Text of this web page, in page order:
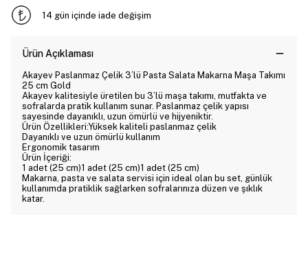
14 gün içinde iade değişim
Ürün Açıklaması
Akayev Paslanmaz Çelik 3’lü Pasta Salata Makarna Maşa Takımı
25 cm Gold
Akayev kalitesiyle üretilen bu 3’lü maşa takımı, mutfakta ve
sofralarda pratik kullanım sunar. Paslanmaz çelik yapısı
sayesinde dayanıklı, uzun ömürlü ve hijyeniktir.
Ürün Özellikleri:Yüksek kaliteli paslanmaz çelik
Dayanıklı ve uzun ömürlü kullanım
Ergonomik tasarım
Ürün İçeriği:
1 adet (25 cm)1 adet (25 cm)1 adet (25 cm)
Makarna, pasta ve salata servisi için ideal olan bu set, günlük
kullanımda pratiklik sağlarken sofralarınıza düzen ve şıklık
katar.